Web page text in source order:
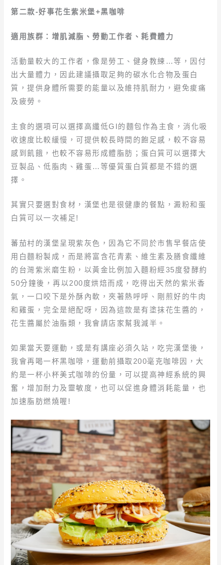
第二款-好事花生紫米堡+黑咖啡
適用族群：增肌減脂、勞動工作者、耗費體力
活動量較大的工作者，像是勞工、健身教練…等，因付
出大量體力，因此建議攝取足夠的碳水化合物及蛋白
質，提供身體所需要的能量以及維持肌耐力，避免痠痛
及疲勞。
主食的選項可以選擇高纖低GI的麵包作為主食，消化吸
收速度比較緩慢，可提供較長時間的飽足感，較不容易
感到飢餓，也較不容易形成體脂肪；蛋白質可以選擇大
豆製品、低脂肉、雞蛋…等優質蛋白質都是不錯的選
擇。
其實只要選對食材，漢堡也是很健康的餐點，澱粉和蛋
白質可以一次補足!
蕃茄村的漢堡呈現紫灰色，因為它不同於市售早餐店使
用白麵粉製成，而是將富含花青素、維生素及膳食纖維
的台灣紫米磨生粉，以黃金比例加入麵粉經35度發酵約
50分鐘後，再以200度烘焙而成，吃得出天然的紫米香
氣，一口咬下是外酥內軟，夾著熱呼呼、剛煎好的牛肉
和雞蛋，完全是絕配呀，因為這款是有塗抹花生醬的，
花生醬屬於油脂類，我會請店家幫我減半。
如果當天要運動，或是有講座必須久站，吃完漢堡後，
我會再喝一杯黑咖啡，運動前攝取200毫克咖啡因，大
約是一杯小杯美式咖啡的份量，可以提高神經系統的興
奮，增加耐力及靈敏度，也可以促進身體消耗能量，也
加速脂肪燃燒喔!